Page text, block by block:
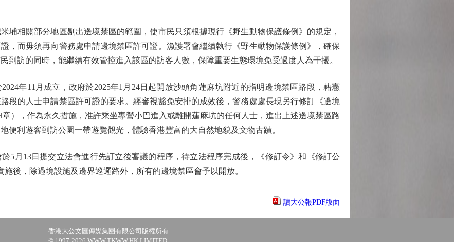
相關部分地區剔出邊境禁區的範圍，使市民只須根據現行《野生動物保護條例》的規定，
，而毋須再向警務處申請邊境禁區許可證。漁護署會繼續執行《野生動物保護條例》，確保
到訪的同時，能繼續有效管控進入該區的訪客人數，保障重要生態環境免受過度人為干擾。
年11月成立，政府於2025年1月24日起開放沙頭角蓮麻坑附近的指明邊境禁區路段，藉憲
段的人士申請禁區許可證的要求。經審視豁免安排的成效後，警務處處長現另行修訂《邊境
），作為永久措施，准許乘坐專營小巴進入或離開蓮麻坑的任何人士，進出上述邊境禁區路
便利遊客到訪公園一帶遊覽觀光，體驗香港豐富的大自然地貌及文物古蹟。
月13日提交立法會進行先訂立後審議的程序，待立法程序完成後，《修訂令》和《修訂公
施後，除過境設施及邊界巡邏路外，所有的邊境禁區會予以開放。
讀大公報PDF版面
香港大公文匯傳媒集團有限公司版權所有